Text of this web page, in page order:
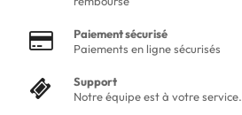
Paiement sécurisé
Paiements en ligne sécurisés
Support
Notre équipe est à votre service.